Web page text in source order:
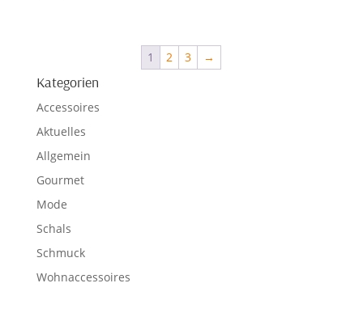
1 2 3 →
Kategorien
Accessoires
Aktuelles
Allgemein
Gourmet
Mode
Schals
Schmuck
Wohnaccessoires